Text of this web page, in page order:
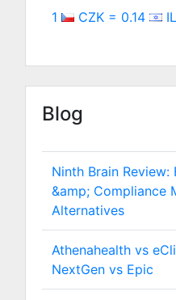
1 CZK = 0.14
Blog
Ninth Brain Review:
&amp; Compliance
Alternatives
Athenahealth vs
NextGen vs Epic